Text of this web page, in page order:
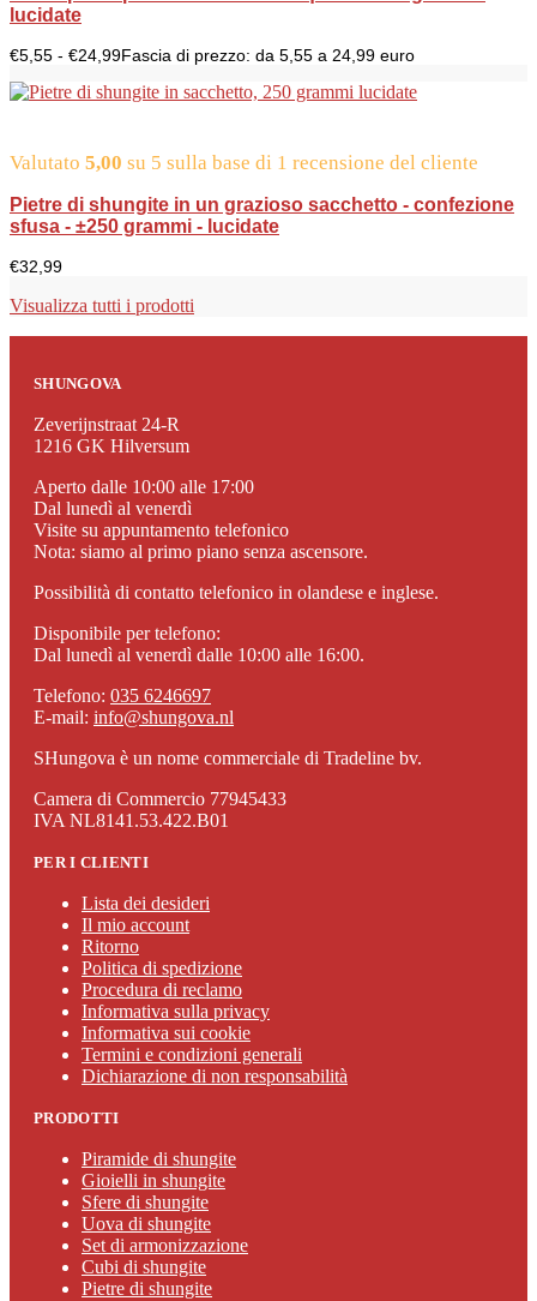
lucidate
€5,55 - €24,99Fascia di prezzo: da 5,55 a 24,99 euro
Valutato 5,00 su 5 sulla base di 1 recensione del cliente
Pietre di shungite in un grazioso sacchetto - confezione
sfusa - ±250 grammi - lucidate
€32,99
Visualizza tutti i prodotti
SHUNGOVA
Zeverijnstraat 24-R
1216 GK Hilversum
Aperto dalle 10:00 alle 17:00
Dal lunedì al venerdì
Visite su appuntamento telefonico
Nota: siamo al primo piano senza ascensore.
Possibilità di contatto telefonico in olandese e inglese.
Disponibile per telefono:
Dal lunedì al venerdì dalle 10:00 alle 16:00.
Telefono: 035 6246697
E-mail: info@shungova.nl
SHungova è un nome commerciale di Tradeline bv.
Camera di Commercio 77945433
IVA NL8141.53.422.B01
PER I CLIENTI
Lista dei desideri
Il mio account
Ritorno
Politica di spedizione
Procedura di reclamo
Informativa sulla privacy
Informativa sui cookie
Termini e condizioni generali
Dichiarazione di non responsabilità
PRODOTTI
Piramide di shungite
Gioielli in shungite
Sfere di shungite
Uova di shungite
Set di armonizzazione
Cubi di shungite
Pietre di shungite